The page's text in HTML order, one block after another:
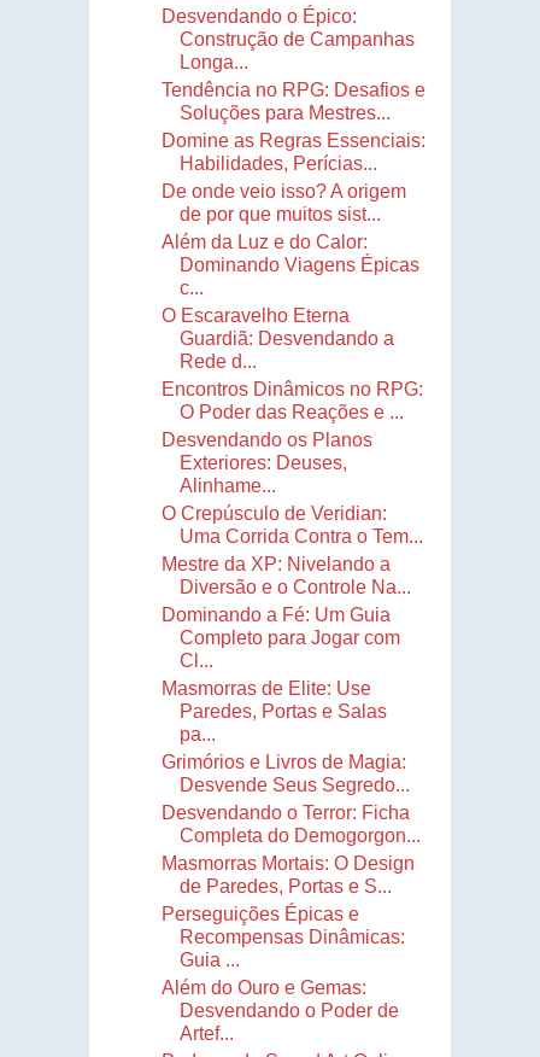
Desvendando o Épico:
Construção de Campanhas
Longa...
Tendência no RPG: Desafios e
Soluções para Mestres...
Domine as Regras Essenciais:
Habilidades, Perícias...
De onde veio isso? A origem
de por que muitos sist...
Além da Luz e do Calor:
Dominando Viagens Épicas
c...
O Escaravelho Eterna
Guardiã: Desvendando a
Rede d...
Encontros Dinâmicos no RPG:
O Poder das Reações e ...
Desvendando os Planos
Exteriores: Deuses,
Alinhame...
O Crepúsculo de Veridian:
Uma Corrida Contra o Tem...
Mestre da XP: Nivelando a
Diversão e o Controle Na...
Dominando a Fé: Um Guia
Completo para Jogar com
Cl...
Masmorras de Elite: Use
Paredes, Portas e Salas
pa...
Grimórios e Livros de Magia:
Desvende Seus Segredo...
Desvendando o Terror: Ficha
Completa do Demogorgon...
Masmorras Mortais: O Design
de Paredes, Portas e S...
Perseguições Épicas e
Recompensas Dinâmicas:
Guia ...
Além do Ouro e Gemas:
Desvendando o Poder de
Artef...